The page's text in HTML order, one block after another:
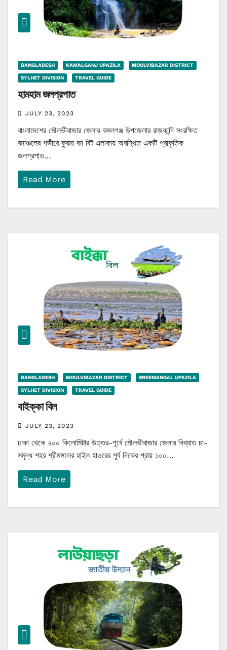
BANGLADESH KAMALGANJ UPAZILA MOULVIBAZAR DISTRICT
SYLHET DIVISION TRAVEL GUIDE
হামহাম জলপ্রপাত
JULY 23, 2023
বাংলাদেশের মৌলভীবাজার জেলার কমলগঞ্জ উপজেলার রাজকান্দি সংরক্ষিত
বনাঞ্চলের গভীরে কুরমা বন বিট এলাকায় অবস্থিত একটি প্রাকৃতিক
জলপ্রপাত…
Read More
BANGLADESH MOULVIBAZAR DISTRICT SREEMANGAL UPAZILA
SYLHET DIVISION TRAVEL GUIDE
বাইক্কা বিল
JULY 23, 2023
ঢাকা থেকে ২০০ কিলোমিটার উত্তর-পূর্বে মৌলভীবাজার জেলার বিখ্যাত চা-
সমৃদ্ধ শহর শ্রীমঙ্গলের হাইল হাওরের পূর্ব দিকের প্রায় ১০০…
Read More